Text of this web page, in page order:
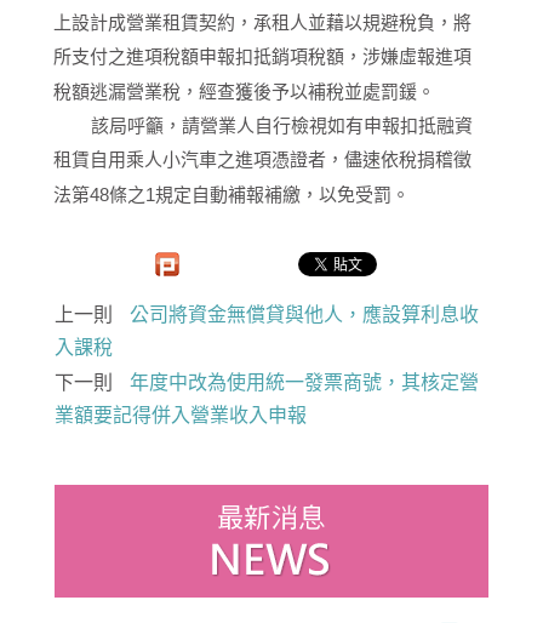
上設計成營業租賃契約，承租人並藉以規避稅負，將
所支付之進項稅額申報扣抵銷項稅額，涉嫌虛報進項
稅額逃漏營業稅，經查獲後予以補稅並處罰鍰。
該局呼籲，請營業人自行檢視如有申報扣抵融資
租賃自用乘人小汽車之進項憑證者，儘速依稅捐稽徵
法第48條之1規定自動補報補繳，以免受罰。
上一則
公司將資金無償貸與他人，應設算利息收
入課稅
下一則
年度中改為使用統一發票商號，其核定營
業額要記得併入營業收入申報